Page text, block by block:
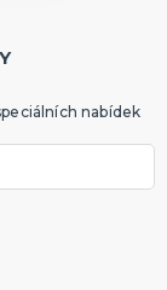
nabídek